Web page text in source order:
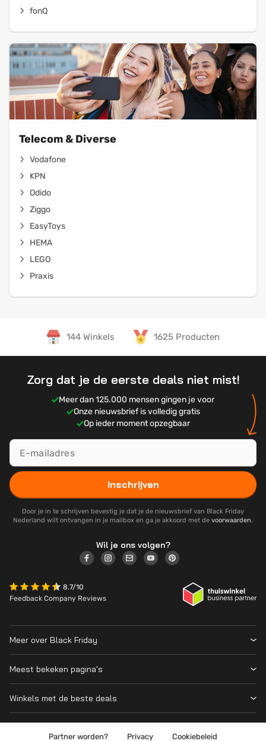
fonQ
Telecom & Diverse
Vodafone
KPN
Odido
Ziggo
EasyToys
HEMA
LEGO
Praxis
144 Winkels 1625 Producten
Zorg dat je de eerste deals niet mist!
Meer dan 125.000 mensen gingen je voor
Onze nieuwsbrief is volledig gratis
Op ieder moment opzegbaar
Inschrijven
Door je in te schrijven bevestig je dat je de nieuwsbrief van Black Friday
Nederland wilt ontvangen in je mailbox en ga je akkoord met de voorwaarden.
Wil je ons volgen?
8.7/10
Feedback Company Reviews
Meer over Black Friday
Wanneer is Black Friday?
Cyber Monday 2026
Over ons
Meest bekeken pagina's
Prijsvergelijker
Winkels met de beste deals
Partner worden? Privacy Cookiebeleid